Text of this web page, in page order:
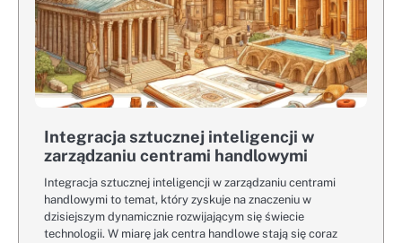
Integracja sztucznej inteligencji w
zarządzaniu centrami handlowymi
Integracja sztucznej inteligencji w zarządzaniu centrami
handlowymi to temat, który zyskuje na znaczeniu w
dzisiejszym dynamicznie rozwijającym się świecie
technologii. W miarę jak centra handlowe stają się coraz